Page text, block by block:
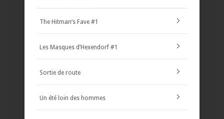
The Hitman’s Fave #1
Les Masques d’Hexendorf #1
Sortie de route
Un été loin des hommes